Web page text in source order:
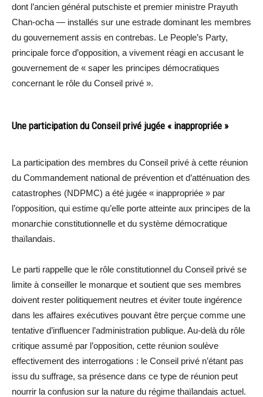
dont l’ancien général putschiste et premier ministre Prayuth
Chan-ocha — installés sur une estrade dominant les membres
du gouvernement assis en contrebas. Le People’s Party,
principale force d’opposition, a vivement réagi en accusant le
gouvernement de « saper les principes démocratiques
concernant le rôle du Conseil privé ».
Une participation du Conseil privé jugée « inappropriée »
La participation des membres du Conseil privé à cette réunion
du Commandement national de prévention et d’atténuation des
catastrophes (NDPMC) a été jugée « inappropriée » par
l’opposition, qui estime qu’elle porte atteinte aux principes de la
monarchie constitutionnelle et du système démocratique
thaïlandais.
Le parti rappelle que le rôle constitutionnel du Conseil privé se
limite à conseiller le monarque et soutient que ses membres
doivent rester politiquement neutres et éviter toute ingérence
dans les affaires exécutives pouvant être perçue comme une
tentative d’influencer l’administration publique. Au-delà du rôle
critique assumé par l’opposition, cette réunion soulève
effectivement des interrogations : le Conseil privé n’étant pas
issu du suffrage, sa présence dans ce type de réunion peut
nourrir la confusion sur la nature du régime thaïlandais actuel.